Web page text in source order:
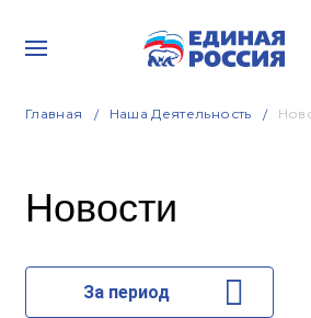
Главная Наша Деятельность
Новости
За период